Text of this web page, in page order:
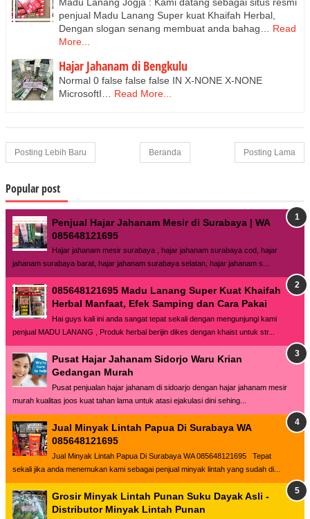
penjual Madu Lanang Super kuat Khaifah Herbal,
Dengan slogan senang membuat anda bahag…
Read
More...
Hajar Jahanam di Bengkulu
Normal 0 false false false IN X-NONE X-NONE
MicrosoftI…
Read More...
Posting Lebih Baru Posting Lama
Beranda
Popular post
Penjual Hajar Jahanam Mesir di Surabaya | WA
085648121695
Hajar jahanam mesir surabaya , hajar jahanam surabaya cod, hajar
jahanam surabaya barat, hajar jahanam surabaya selatan, hajar jahanam s...
085648121695 Madu Lanang Super Kuat Khaifah
Herbal Manfaat, Efek Samping dan Cara Pakai
Hai guys kali ini anda sangat tepat sekali dengan mengunjungi kami
penjual MADU LANANG , Produk herbal berijin dikes dengan khaist untuk str...
Pusat Hajar Jahanam Sidorjo Waru Krian
Gedangan Murah
Pusat penjualan hajar jahanam di sidoarjo dengan hajar jahanam mesir
murah kualitas joos kuat tahan lama untuk atasi ejakulasi dini sehing...
Jual Minyak Lintah Papua Di Surabaya WA
085648121695
Jual Minyak Lintah Papua Di Surabaya WA 085648121695 Tepat
sekali jika anda menemukan kami sebagai penjual minyak lintah yang sudah di...
Grosir Minyak Lintah Punan Suku Dayak Asli -
Distributor Minyak Lintah Punan